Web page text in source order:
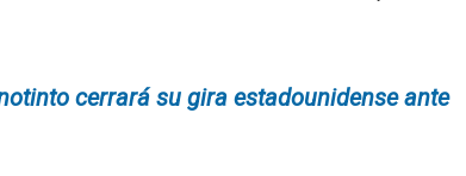
cerrará su gira estadounidense ante